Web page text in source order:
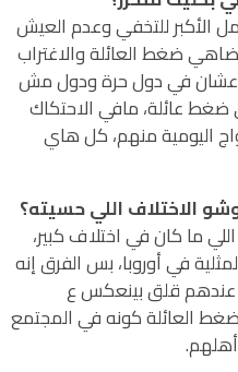
الأكبر للتخفي وعدم العيش
ضغط العائلة والاغتراب
في دول حرة ودول مش
عائلة، مافي الاحتكاك
اليومية منهم، كل هاي
الاختلاف اللي حسيته؟
ما كان في اختلاف كبير،
في أوروبا، بس الفرق إنه
عندهم قلق بينعكس ع
العائلة كونه في المجتمع